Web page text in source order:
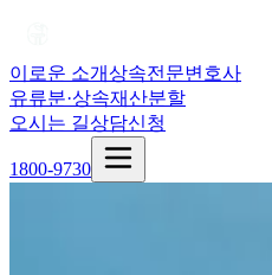
이로운 소개상속전문변호사
유류분·상속재산분할
오시는 길상담신청
1800-9730